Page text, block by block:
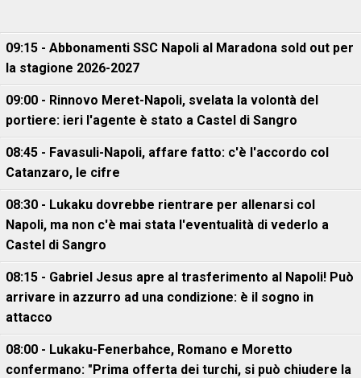
09:15 - Abbonamenti SSC Napoli al Maradona sold out per
la stagione 2026-2027
09:00 - Rinnovo Meret-Napoli, svelata la volontà del
portiere: ieri l'agente è stato a Castel di Sangro
08:45 - Favasuli-Napoli, affare fatto: c'è l'accordo col
Catanzaro, le cifre
08:30 - Lukaku dovrebbe rientrare per allenarsi col
Napoli, ma non c'è mai stata l'eventualità di vederlo a
Castel di Sangro
08:15 - Gabriel Jesus apre al trasferimento al Napoli! Può
arrivare in azzurro ad una condizione: è il sogno in
attacco
08:00 - Lukaku-Fenerbahce, Romano e Moretto
confermano: "Prima offerta dei turchi, si può chiudere la